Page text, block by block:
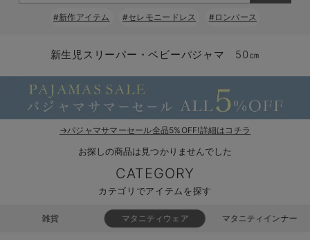
ロンパース・カバーオール
ベビー ブルマ
ベビー スカート
ベビー セットアップ
ベビーベッド・布団 （ベビー・新生児） ベビーチェア（ハイローチェア）・ベビーラック
ベビー 雑貨 小物
ベビー安全グッズ
授乳・調乳・お食事
猛暑からベビーを守るひんやりグッズ
ベビーの動物なりきり特集
ベビー 夏のお役立ちグッズ特集
【素材別】ベビーロンパース特集
【アウトレット】ワンピース
【アウトレット】パジャマ
【アウトレット】インナー
【アウトレット】ベビー
抗菌防臭加工
コットン素材
ブラトップ
再入荷｜インナー ワンピース
スカート
パジャマ
インナー
ベビー
MAX55%OFF ブラックフ
【37周年祭セール】
【15℃】3月下旬～
動きやすく着回しで
強撚スムース(コスパ
【おまとめ割】パジ
カジュアル
オフィス
ジャケット派
きれいめ美脚パンツ派
ツィード派
王道シンプル派
マタニティパジャマ
【オフィスカジュア
レギンスタイプ
【フォーマル】ワン
【ベビー】長袖
ハンカチ
短肌着
セット
快適ウェア10%OFF
快適ウェア10%OFF
セットアップ・ レイ
ジャンパースカート/
ワーク・オフィス
カジュアル
あったかアイテム｜
〜3,000円（税込）
10,001円（税込）〜
女の子におススメの
男の子におススメの
もらって嬉しいギフト
薄くてあったか
保温&リカバリー
レギンス・タイツ
カップ付きインナー
裏起毛素材
入院してすぐ使うグ
【冬のあったか特集
【冬のあったか特集
#新作アイテム #セレモニードレス #ロンパース
新生児スリーパー・ベビーパジャマ 50㎝
→パジャマサマーセール全品5%OFF!詳細はコチラ
お探しの商品は見つかりませんでした
CATEGORY
カテゴリでアイテムを探す
雑貨 マタニティウェア マタニティインナー
閉じる